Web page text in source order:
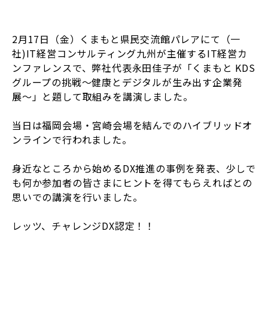
2月17日（金）くまもと県民交流館パレアにて（一
社)IT経営コンサルティング九州が主催するIT経営カ
ンファレンスで、弊社代表永田佳子が「くまもと KDS
グループの挑戦〜健康とデジタルが生み出す企業発
展〜」と題して取組みを講演しました。
当日は福岡会場・宮崎会場を結んでのハイブリッドオ
ンラインで行われました。
身近なところから始めるDX推進の事例を発表、少しで
も何か参加者の皆さまにヒントを得てもらえればとの
思いでの講演を行いました。
レッツ、チャレンジDX認定！！